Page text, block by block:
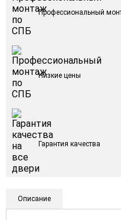
Профессиональный
Низкие цены
Гарантия качества
Описание